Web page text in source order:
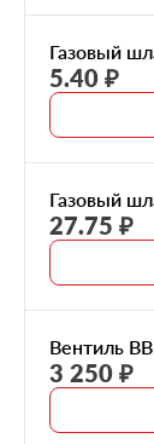
Газовый
5.40 ₽
Газовый
27.75 ₽
Вентиль
3 250 ₽